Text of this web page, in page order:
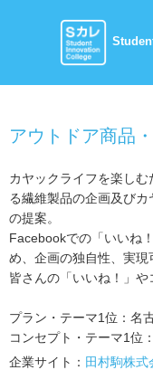
アウトドア商品
カヤックライフを楽し
る繊維製品の企画及び
の提案。
Facebookでの「いいね
め、企画の独自性、実現
皆さんの「いいね！」や
プラン・テーマ1位：名
コンセプト・テーマ1位
企業サイト： 田村駒株式